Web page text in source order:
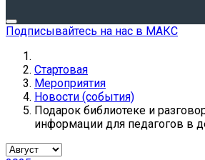
Подписывайтесь на нас в МАКС
Стартовая
Мероприятия
Новости (события)
Подарок библиотеке и
информации для педагогов в